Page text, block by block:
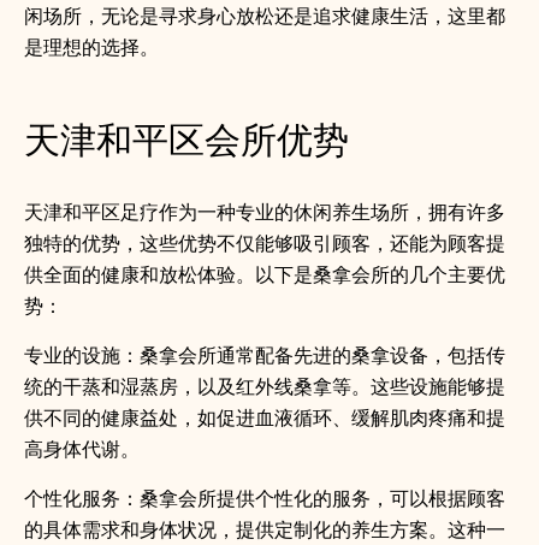
闲场所，无论是寻求身心放松还是追求健康生活，这里都
是理想的选择。
天津和平区会所优势
天津和平区足疗作为一种专业的休闲养生场所，拥有许多
独特的优势，这些优势不仅能够吸引顾客，还能为顾客提
供全面的健康和放松体验。以下是桑拿会所的几个主要优
势：
专业的设施：桑拿会所通常配备先进的桑拿设备，包括传
统的干蒸和湿蒸房，以及红外线桑拿等。这些设施能够提
供不同的健康益处，如促进血液循环、缓解肌肉疼痛和提
高身体代谢。
个性化服务：桑拿会所提供个性化的服务，可以根据顾客
的具体需求和身体状况，提供定制化的养生方案。这种一